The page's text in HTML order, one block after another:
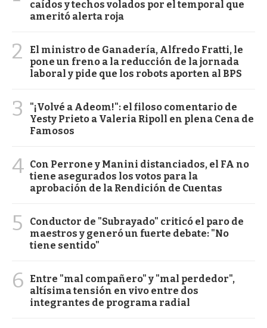
caídos y techos volados por el temporal que
ameritó alerta roja
2
El ministro de Ganadería, Alfredo Fratti, le
pone un freno a la reducción de la jornada
laboral y pide que los robots aporten al BPS
3
"¡Volvé a Adeom!": el filoso comentario de
Yesty Prieto a Valeria Ripoll en plena Cena de
Famosos
4 Con Perrone y Manini distanciados, el FA no
tiene asegurados los votos para la
aprobación de la Rendición de Cuentas
5
Conductor de "Subrayado" criticó el paro de
maestros y generó un fuerte debate: "No
tiene sentido"
6
Entre "mal compañero" y "mal perdedor",
altísima tensión en vivo entre dos
integrantes de programa radial